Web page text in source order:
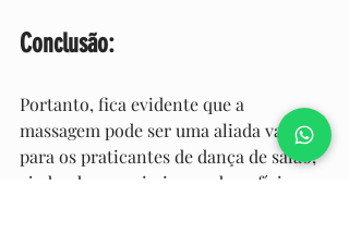
Conclusão:
Portanto, fica evidente que a
massagem pode ser uma aliada valiosa
para os praticantes de dança de salão,
ajudando a maximizar os benefícios